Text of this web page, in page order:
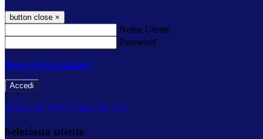
button close ×
Nome Utente
Password
Password dimenticata?
-
Entra con SPID Entra con CIE
Seleziona utente